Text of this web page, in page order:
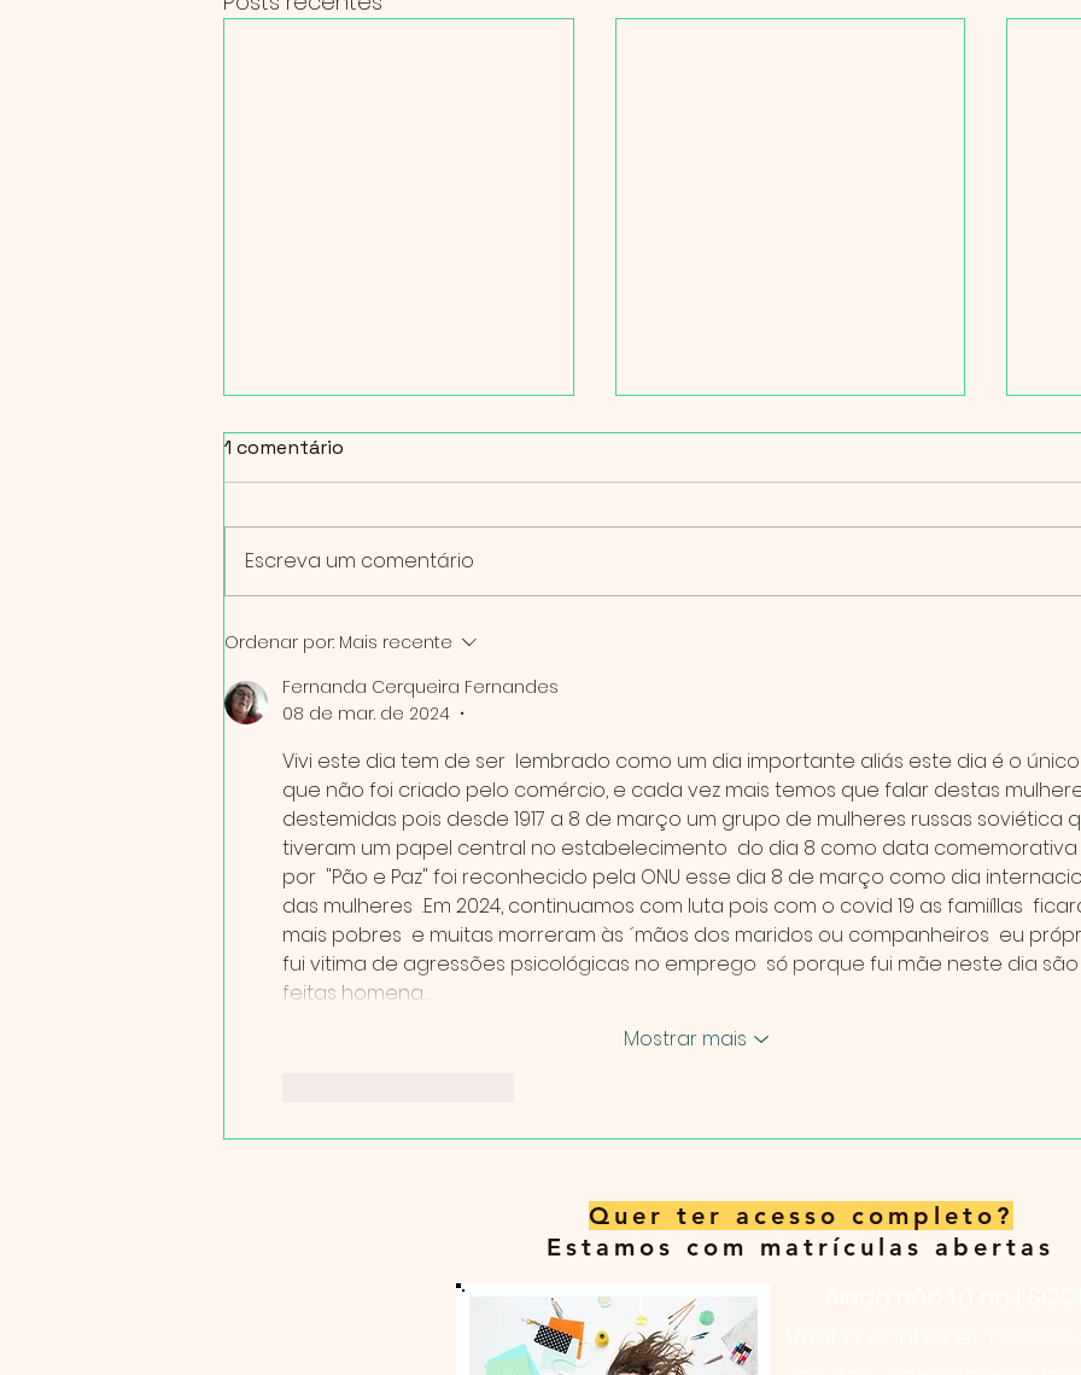
O cérebro ama criar. 🧠
1º
1 comentário
Escreva um comentário
Ordenar por: Mais recente
Fernanda Cerqueira Fernandes
08 de mar. de 2024 •
Vivi este dia tem de ser  lembrado como um dia importante aliás este dia é o único
que não foi criado pelo comércio, e cada vez mais temos que falar destas
destemidas pois desde 1917 a 8 de março um grupo de mulheres russas soviética
tiveram um papel central no estabelecimento  do dia 8 como data comemorativa
por  "Pão e Paz" foi reconhecido pela ONU esse dia 8 de março como dia
das mulheres  .Em 2024, continuamos com luta pois com o covid 19 as famiílIas
mais pobres  e muitas morreram às ´mãos dos maridos ou companheiros  eu
fui vitima de agressões psicológicas no emprego  só porque fui mãe neste dia são
feitas homena…
Mostrar mais
Quer ter acesso completo?
Estamos com matrículas abertas